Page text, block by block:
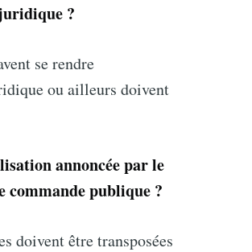
?
se rendre
ou ailleurs doivent
annoncée par le
commande publique ?
doivent être transposées